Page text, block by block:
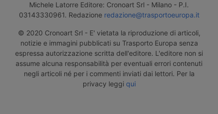
Michele Latorre Editore: Cronoart Srl - Milano - P.I.
03143330961. Redazione redazione@trasportoeuropa.it
© 2020 Cronoart Srl - E' vietata la riproduzione di articoli,
notizie e immagini pubblicati su Trasporto Europa senza
espressa autorizzazione scritta dell'editore. L'editore non si
assume alcuna responsabilità per eventuali errori contenuti
negli articoli né per i commenti inviati dai lettori. Per la
privacy leggi qui